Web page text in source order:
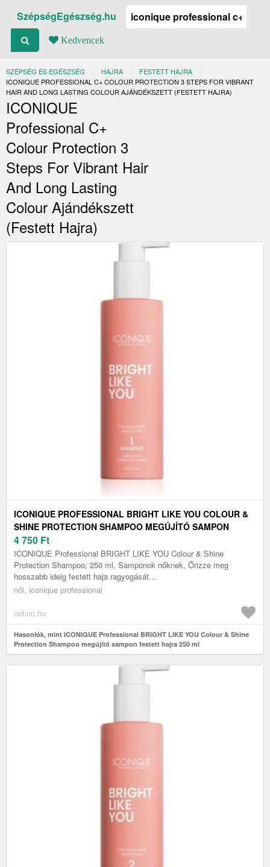
SzépségEgészség.hu
Kedvencek
SZÉPSÉG ÉS EGÉSZSÉG HAJRA
FESTETT HAJRA
JELENLEGI:
ICONIQUE PROFESSIONAL C+ COLOUR PROTECTION 3 STEPS FOR VIBRANT
HAIR AND LONG LASTING COLOUR AJÁNDÉKSZETT (FESTETT HAJRA)
ICONIQUE
Professional C+
Colour Protection 3
Steps For Vibrant Hair
And Long Lasting
Colour Ajándékszett
(festett Hajra)
ICONIQUE PROFESSIONAL BRIGHT LIKE YOU COLOUR &
SHINE PROTECTION SHAMPOO MEGÚJÍTÓ SAMPON
FESTETT HAJRA 250 ML
4 750 Ft
ICONIQUE Professional BRIGHT LIKE YOU Colour & Shine
Protection Shampoo, 250 ml, Samponok nőknek, Őrizze meg
hosszabb ideig festett haja ragyogását...
női, iconique professional
notino.hu
Hasonlók, mint ICONIQUE Professional BRIGHT LIKE YOU Colour & Shine
Protection Shampoo megújító sampon festett hajra 250 ml